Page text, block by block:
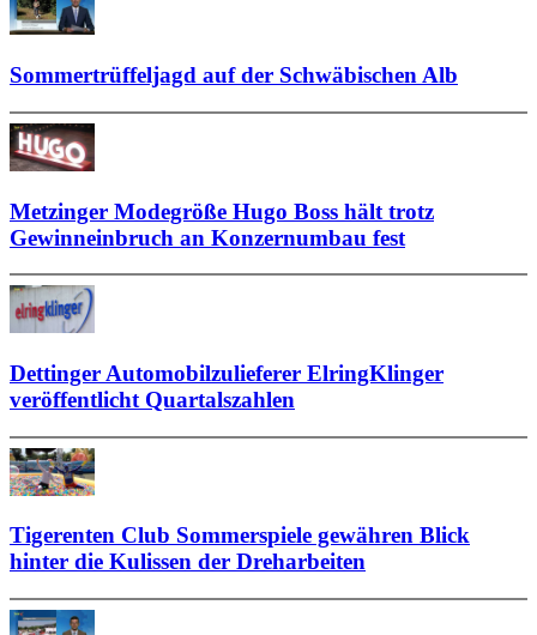
Sommertrüffeljagd auf der Schwäbischen Alb
Metzinger Modegröße Hugo Boss hält trotz
Gewinneinbruch an Konzernumbau fest
Dettinger Automobilzulieferer ElringKlinger
veröffentlicht Quartalszahlen
Tigerenten Club Sommerspiele gewähren Blick
hinter die Kulissen der Dreharbeiten